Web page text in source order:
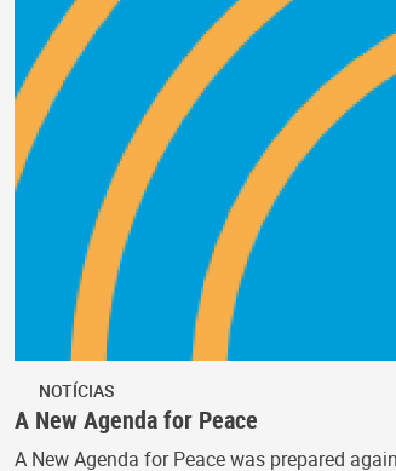
NOTÍCIAS
A New Agenda for Peace
A New Agenda for Peace was prepared